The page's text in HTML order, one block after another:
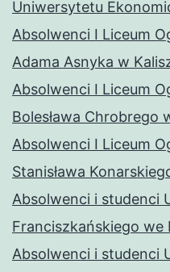
Uniwersytetu
Absolwenci I Liceum
Adama Asnyka w
Absolwenci I Liceum
Bolesława Chrobrego
Absolwenci I Liceum
Stanisława
Absolwenci i studenci
Franciszkańskiego we
Absolwenci i studenci